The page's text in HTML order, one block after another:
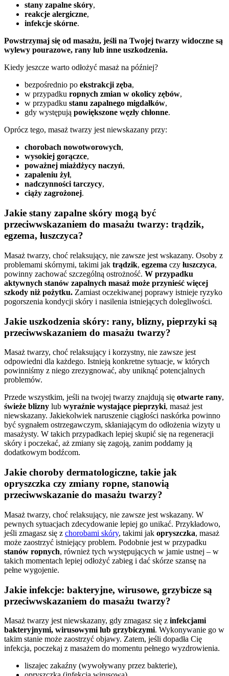
stany zapalne skóry,
reakcje alergiczne,
infekcje skórne.
Powstrzymaj się od masażu, jeśli na Twojej twarzy widoczne są
wylewy pourazowe, rany lub inne uszkodzenia.
Kiedy jeszcze warto odłożyć masaż na później?
bezpośrednio po ekstrakcji zęba,
w przypadku ropnych zmian w okolicy zębów,
w przypadku stanu zapalnego migdałków,
gdy występują powiększone węzły chłonne.
Oprócz tego, masaż twarzy jest niewskazany przy:
chorobach nowotworowych,
wysokiej gorączce,
poważnej miażdżycy naczyń,
zapaleniu żył,
nadczynności tarczycy,
ciąży zagrożonej.
Jakie stany zapalne skóry mogą być
przeciwwskazaniem do masażu twarzy: trądzik,
egzema, łuszczyca?
Masaż twarzy, choć relaksujący, nie zawsze jest wskazany. Osoby z
problemami skórnymi, takimi jak trądzik, egzema czy łuszczyca,
powinny zachować szczególną ostrożność. W przypadku
aktywnych stanów zapalnych masaż może przynieść więcej
szkody niż pożytku. Zamiast oczekiwanej poprawy istnieje ryzyko
pogorszenia kondycji skóry i nasilenia istniejących dolegliwości.
Jakie uszkodzenia skóry: rany, blizny, pieprzyki są
przeciwwskazaniem do masażu twarzy?
Masaż twarzy, choć relaksujący i korzystny, nie zawsze jest
odpowiedni dla każdego. Istnieją konkretne sytuacje, w których
powinniśmy z niego zrezygnować, aby uniknąć potencjalnych
problemów.
Przede wszystkim, jeśli na twojej twarzy znajdują się otwarte rany,
świeże blizny lub wyraźnie wystające pieprzyki, masaż jest
niewskazany. Jakiekolwiek naruszenie ciągłości naskórka powinno
być sygnałem ostrzegawczym, skłaniającym do odłożenia wizyty u
masażysty. W takich przypadkach lepiej skupić się na regeneracji
skóry i poczekać, aż zmiany się zagoją, zanim poddamy ją
dodatkowym bodźcom.
Jakie choroby dermatologiczne, takie jak
opryszczka czy zmiany ropne, stanowią
przeciwwskazanie do masażu twarzy?
Masaż twarzy, choć relaksujący, nie zawsze jest wskazany. W
pewnych sytuacjach zdecydowanie lepiej go unikać. Przykładowo,
jeśli zmagasz się z chorobami skóry, takimi jak opryszczka, masaż
może zaostrzyć istniejący problem. Podobnie jest w przypadku
stanów ropnych, również tych występujących w jamie ustnej – w
takich momentach lepiej odłożyć zabieg i dać skórze szansę na
pełne wygojenie.
Jakie infekcje: bakteryjne, wirusowe, grzybicze są
przeciwwskazaniem do masażu twarzy?
Masaż twarzy jest niewskazany, gdy zmagasz się z infekcjami
bakteryjnymi, wirusowymi lub grzybiczymi. Wykonywanie go w
takim stanie może zaostrzyć objawy. Zatem, jeśli dopadła Cię
infekcja, poczekaj z masażem do momentu pełnego wyzdrowienia.
liszajec zakaźny (wywoływany przez bakterie),